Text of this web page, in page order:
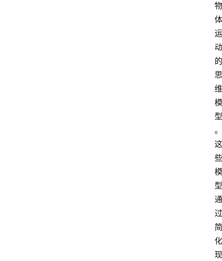
物
体
运
动
的
思
维
模
型
。
这
些
模
型
通
过
简
化
现